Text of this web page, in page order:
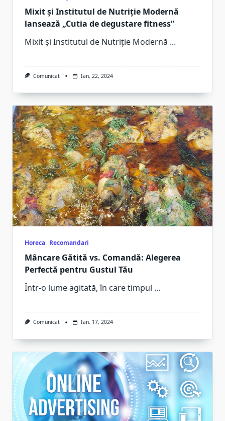
Mixit și Institutul de Nutriție Modernă
lansează „Cutia de degustare fitness”
Mixit și Institutul de Nutriție Modernă ...
Comunicat Ian. 22, 2024
Horeca Recomandari
Mâncare Gătită vs. Comandă: Alegerea
Perfectă pentru Gustul Tău
Într-o lume agitată, în care timpul ...
Comunicat Ian. 17, 2024